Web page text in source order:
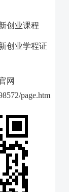
创业课程
创业学程证
网
page.htm